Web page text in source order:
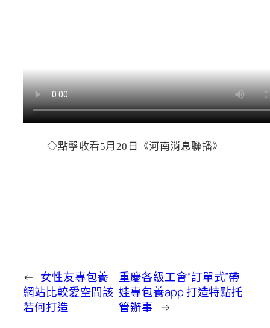
◇點擊收看5月20日《河南消息聯播》
← 女性友專包養
網站比較愛空間該
若何打造
重慶各級工會“訂單式”帶
娃專包養app 打造特點托
管辦事 →